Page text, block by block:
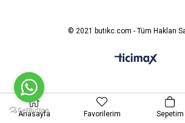
© 2021 butikc.com - Tüm Hakları
Anasayfa Favorilerim Sepetim